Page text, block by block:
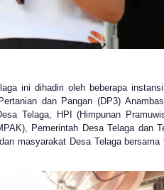
ini dihadiri oleh beberapa
dan Pangan (DP3)
Telaga, HPI (Himpunan
Pemerintah Desa Telaga dan
masyarakat Desa Telaga